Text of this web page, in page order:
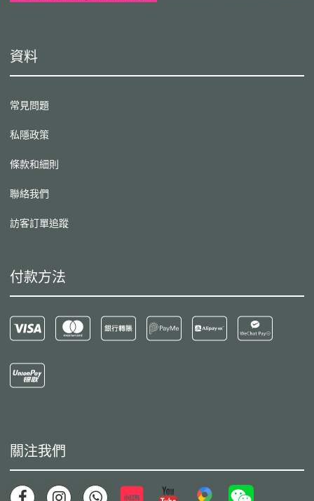
資料
常見問題
私隱政策
條款和細則
聯絡我們
訪客訂單追蹤
付款方法
關注我們